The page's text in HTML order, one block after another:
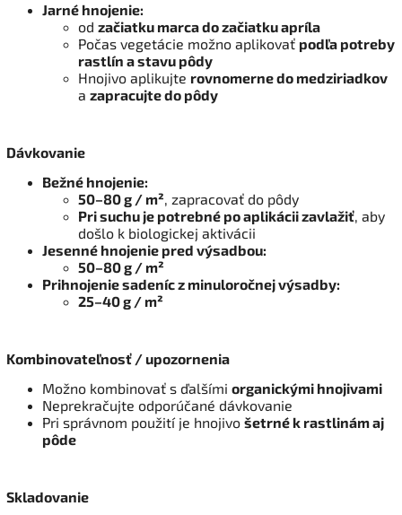
Jarné hnojenie:
od začiatku marca do začiatku apríla
Počas vegetácie možno aplikovať podľa potreby
rastlín a stavu pôdy
Hnojivo aplikujte rovnomerne do medziriadkov
a zapracujte do pôdy
Dávkovanie
Bežné hnojenie:
50–80 g / m², zapracovať do pôdy
Pri suchu je potrebné po aplikácii zavlažiť, aby
došlo k biologickej aktivácii
Jesenné hnojenie pred výsadbou:
50–80 g / m²
Prihnojenie sadeníc z minuloročnej výsadby:
25–40 g / m²
Kombinovateľnosť / upozornenia
Možno kombinovať s ďalšími organickými hnojivami
Neprekračujte odporúčané dávkovanie
Pri správnom použití je hnojivo šetrné k rastlinám aj
pôde
Skladovanie